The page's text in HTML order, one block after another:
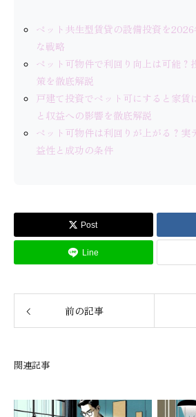
ペット共生型賃貸の設備投資を
な戦略
ペット可物件で利回り向上は可能？
策を徹底解説
戸建て投資でペット可にすると家賃
と収益への影響を徹底解説
ペット可物件は利回りが上がる？実
益性と成功の条件
Post
Line
前の記事
関連記事